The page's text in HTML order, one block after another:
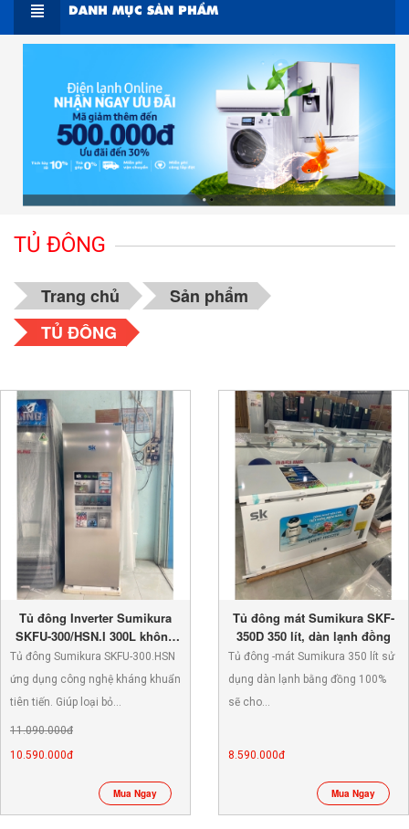
DANH MỤC SẢN PHẨM
TỦ ĐÔNG
Trang chủ
Sản phẩm
TỦ ĐÔNG
Tủ đông Inverter Sumikura
SKFU-300/HSN.I 300L không
đóng tuyết
Tủ đông Sumikura SKFU-300.HSN
ứng dụng công nghệ kháng khuẩn
tiên tiến. Giúp loại bỏ…
11.090.000đ
10.590.000đ
Mua Ngay
Tủ đông mát Sumikura SKF-
350D 350 lít, dàn lạnh đồng
Tủ đông -mát Sumikura 350 lít sử
dụng dàn lạnh bằng đồng 100%
sẽ cho…
8.590.000đ
Mua Ngay